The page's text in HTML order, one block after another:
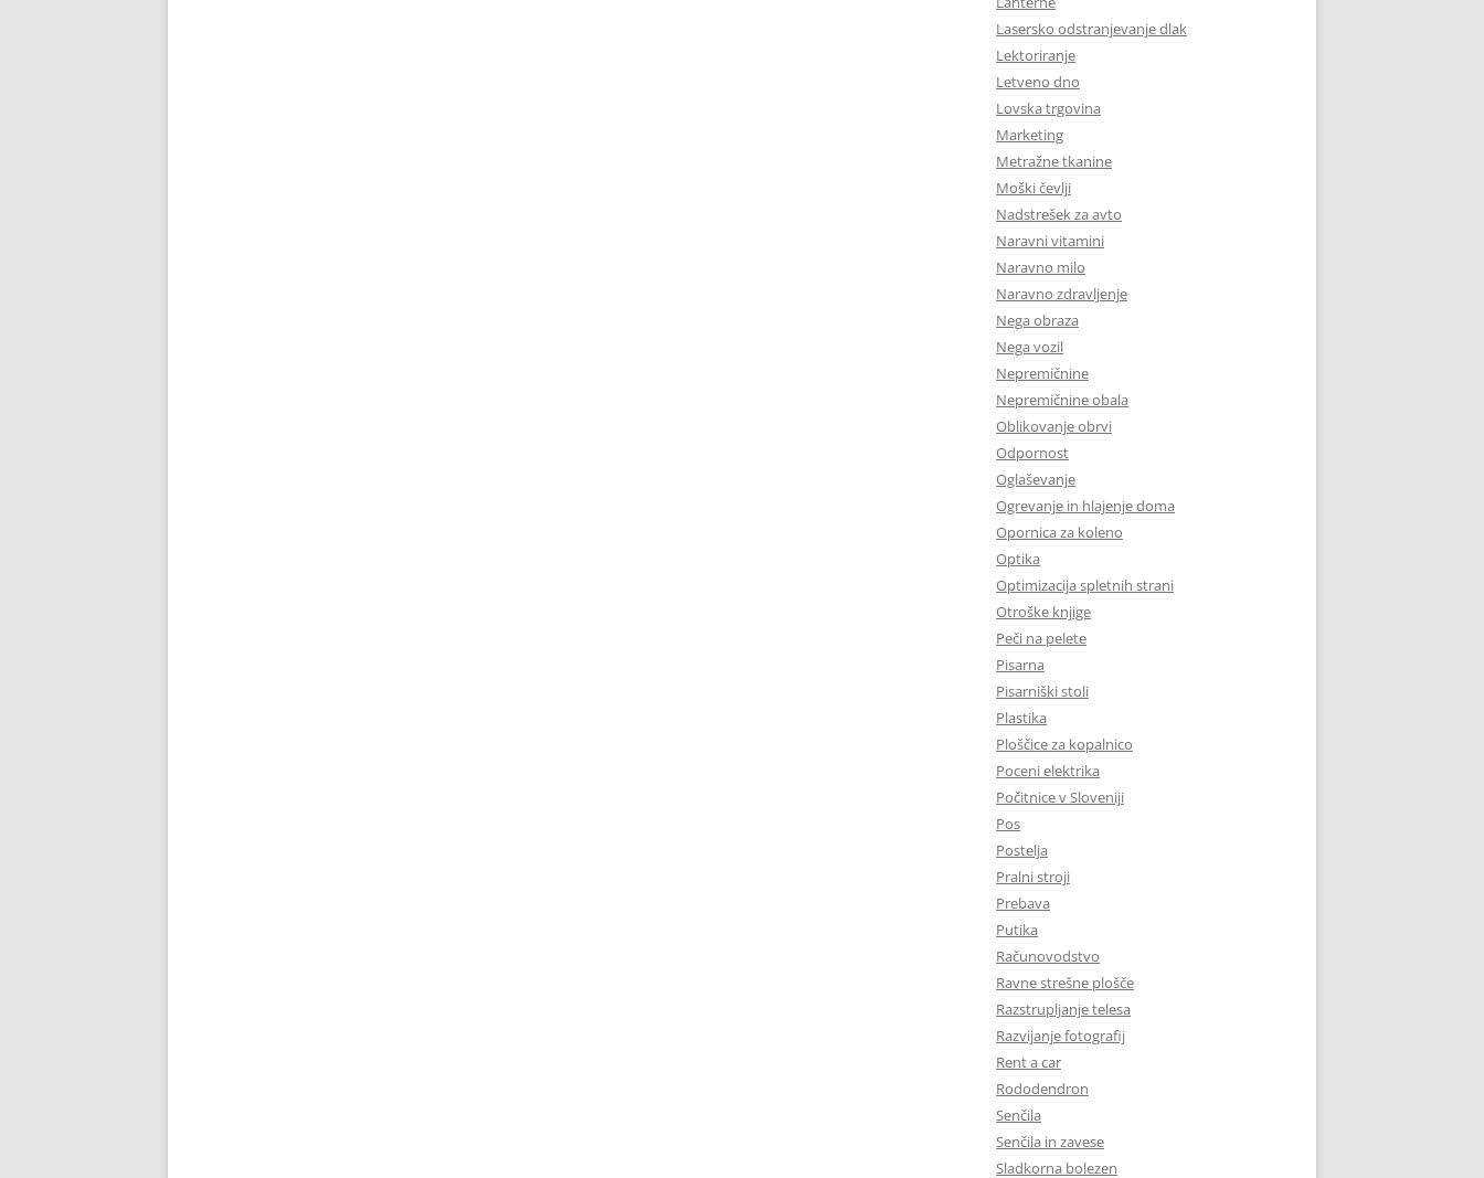
Lasersko odstranjevanje dlak
Lektoriranje
Letveno dno
Lovska trgovina
Marketing
Metražne tkanine
Moški čevlji
Nadstrešek za avto
Naravni vitamini
Naravno milo
Naravno zdravljenje
Nega obraza
Nega vozil
Nepremičnine
Nepremičnine obala
Oblikovanje obrvi
Odpornost
Oglaševanje
Ogrevanje in hlajenje doma
Opornica za koleno
Optika
Optimizacija spletnih strani
Otroške knjige
Peči na pelete
Pisarna
Pisarniški stoli
Plastika
Ploščice za kopalnico
Poceni elektrika
Počitnice v Sloveniji
Pos
Postelja
Pralni stroji
Prebava
Putika
Računovodstvo
Ravne strešne plošče
Razstrupljanje telesa
Razvijanje fotografij
Rent a car
Rododendron
Senčila
Senčila in zavese
Sladkorna bolezen